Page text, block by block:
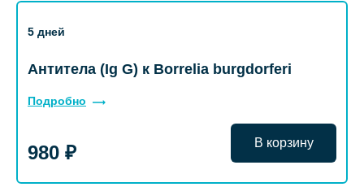
5 дней
Антитела (Ig G) к Borrelia burgdorferi
Подробно
980 ₽ В корзину